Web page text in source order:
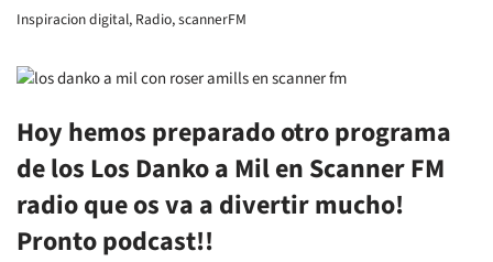
Inspiracion digital, Radio,scannerFM
Hoy hemos preparado otro programa
de los Los Danko a Mil en Scanner FM
radio que os va a divertir mucho!
Pronto podcast!!